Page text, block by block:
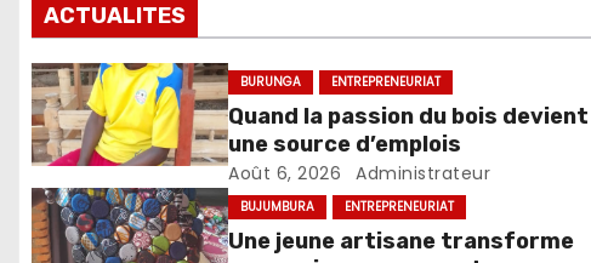
ACTUALITES
BURUNGA ENTREPRENEURIAT
Quand la passion du bois devient
une source d’emplois
Août 6, 2026 Administrateur
BUJUMBURA ENTREPRENEURIAT
Une jeune artisane transforme